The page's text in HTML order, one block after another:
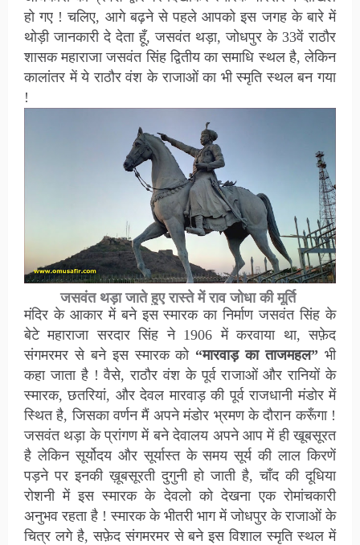
हो गए ! चलिए, आगे बढ़ने से पहले आपको इस जगह के बारे में
थोड़ी जानकारी दे देता हूँ, जसवंत थड़ा, जोधपुर के 33वें राठौर
शासक महाराजा जसवंत सिंह द्वितीय का समाधि स्थल है, लेकिन
कालांतर में ये राठौर वंश के राजाओं का भी स्मृति स्थल बन गया
!
जसवंत थड़ा जाते हुए रास्ते में राव जोधा की मूर्ति
मंदिर के आकार में बने इस स्मारक का निर्माण जसवंत सिंह के
बेटे महाराजा सरदार सिंह ने 1906 में करवाया था, सफ़ेद
संगमरमर से बने इस स्मारक को “मारवाड़ का ताजमहल” भी
कहा जाता है ! वैसे, राठौर वंश के पूर्व राजाओं और रानियों के
स्मारक, छतरियां, और देवल मारवाड़ की पूर्व राजधानी मंडोर में
स्थित है, जिसका वर्णन मैं अपने मंडोर भ्रमण के दौरान करूँगा !
जसवंत थड़ा के प्रांगण में बने देवालय अपने आप में ही खूबसूरत
है लेकिन सूर्योदय और सूर्यास्त के समय सूर्य की लाल किरणें
पड़ने पर इनकी ख़ूबसूरती दुगुनी हो जाती है, चाँद की दूधिया
रोशनी में इस स्मारक के देवलो को देखना एक रोमांचकारी
अनुभव रहता है ! स्मारक के भीतरी भाग में जोधपुर के राजाओं के
चित्र लगे है, सफ़ेद संगमरमर से बने इस विशाल स्मृति स्थल में